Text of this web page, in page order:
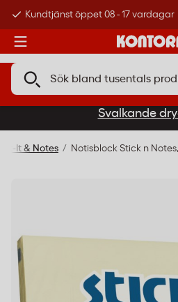
Kundtjänst öppet 08 - 17 vardagar
Svalkande
It & Notes Notisblock Stick n